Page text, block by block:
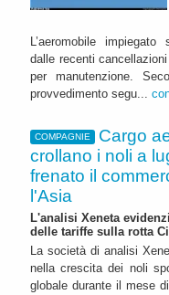
L’aeromobile
dalle recenti
per manutenzione.
provvedimento segu...
COMPAGNIE
Cargo
crollano i noli a
frenato il
l'Asia
L'analisi Xeneta
delle tariffe sulla rotta
La società di analisi
nella crescita dei noli
globale durante il mese